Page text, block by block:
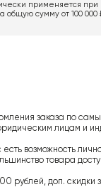
применяется при
общую сумму от 100 000
заказа по
лицам и
возможность
товара
рублей, доп. скидки